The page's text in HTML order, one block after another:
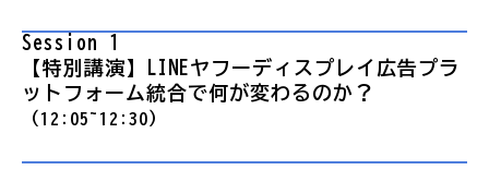
Session 1
【特別講演】LINEヤフーディスプレイ広告プラ
ットフォーム統合で何が変わるのか？
（12:05~12:30）